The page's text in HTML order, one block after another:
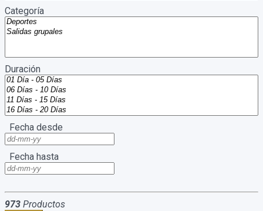
Categoría
Duración
Fecha desde
Fecha hasta
973 Productos